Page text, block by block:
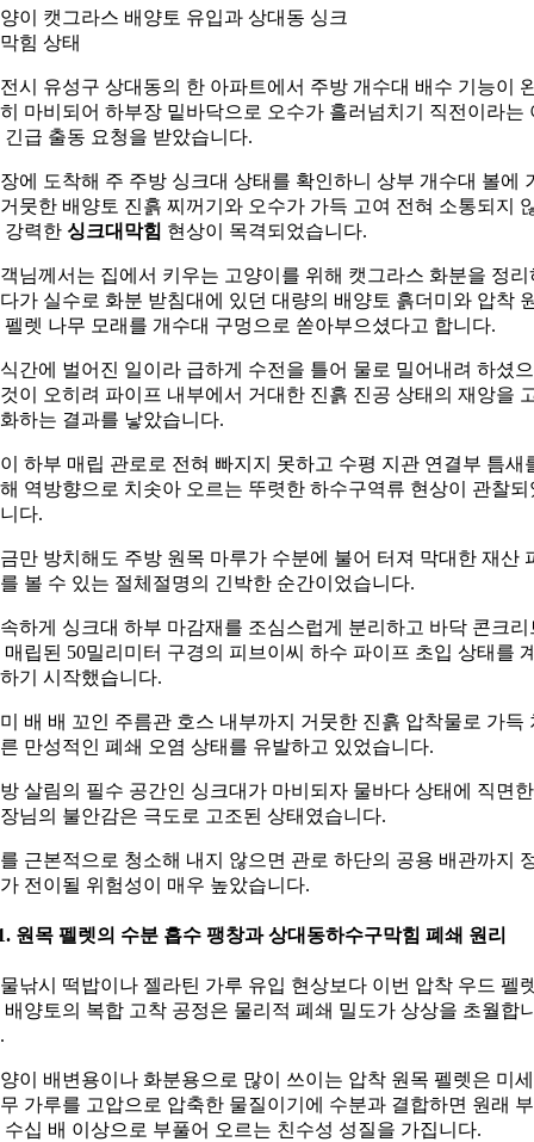
이 캣그라스 배양토 유입과 상대동 싱크
힘 상태
시 유성구 상대동의 한 아파트에서 주방 개수대 배수 기능이
마비되어 하부장 밑바닥으로 오수가 흘러넘치기 직전이라는
긴급 출동 요청을 받았습니다.
에 도착해 주 주방 싱크대 상태를 확인하니 상부 개수대 볼에
뭇한 배양토 진흙 찌꺼기와 오수가 가득 고여 전혀 소통되지
강력한 싱크대막힘 현상이 목격되었습니다.
님께서는 집에서 키우는 고양이를 위해 캣그라스 화분을 정리
가 실수로 화분 받침대에 있던 대량의 배양토 흙더미와 압착
펠렛 나무 모래를 개수대 구멍으로 쏟아부으셨다고 합니다.
간에 벌어진 일이라 급하게 수전을 틀어 물로 밀어내려 하셨
이 오히려 파이프 내부에서 거대한 진흙 진공 상태의 재앙을
하는 결과를 낳았습니다.
하부 매립 관로로 전혀 빠지지 못하고 수평 지관 연결부 틈새
역방향으로 치솟아 오르는 뚜렷한 하수구역류 현상이 관찰되
다.
만 방치해도 주방 원목 마루가 수분에 불어 터져 막대한 재산
볼 수 있는 절체절명의 긴박한 순간이었습니다.
하게 싱크대 하부 마감재를 조심스럽게 분리하고 바닥 콘크리
매립된 50밀리미터 구경의 피브이씨 하수 파이프 초입 상태를
기 시작했습니다.
배 배 꼬인 주름관 호스 내부까지 거뭇한 진흙 압착물로 가득
만성적인 폐쇄 오염 상태를 유발하고 있었습니다.
살림의 필수 공간인 싱크대가 마비되자 물바다 상태에 직면한
님의 불안감은 극도로 고조된 상태였습니다.
근본적으로 청소해 내지 않으면 관로 하단의 공용 배관까지
전이될 위험성이 매우 높았습니다.
원목 펠렛의 수분 흡수 팽창과 상대동하수구막힘 폐쇄 원리
낚시 떡밥이나 젤라틴 가루 유입 현상보다 이번 압착 우드 펠
배양토의 복합 고착 공정은 물리적 폐쇄 밀도가 상상을 초월합
이 배변용이나 화분용으로 많이 쓰이는 압착 원목 펠렛은 미
가루를 고압으로 압축한 물질이기에 수분과 결합하면 원래
수십 배 이상으로 부풀어 오르는 친수성 성질을 가집니다.